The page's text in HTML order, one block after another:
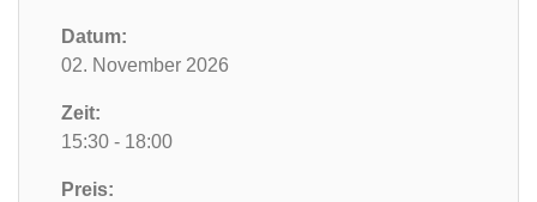
Datum:
02. November 2026
Zeit:
15:30 - 18:00
Preis: